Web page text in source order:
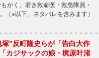
がく、若き救命医・救急隊員・
（※以下、ネタバレを含みます）
塚”反町隆史らが「告白大作
カジサックの娘・梶原叶渚